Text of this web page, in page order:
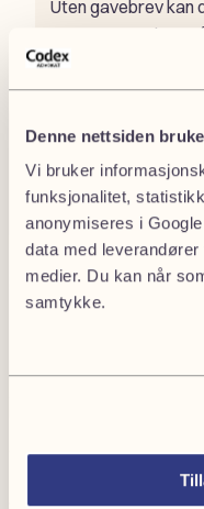
Denne nettsiden
Vi bruker
funksjonalitet,
anonymiseres i
data med
medier. Du kan når
samtykke.
Uten gavebrev kan
gave var ment som
“visste det”.
Trenger du hjelp med